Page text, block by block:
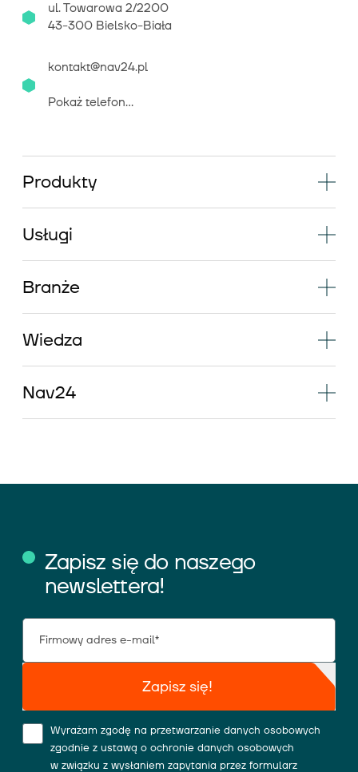
ul. Towarowa 2/2200
43-300 Bielsko-Biała
kontakt@nav24.pl
Pokaż telefon...
Produkty
Usługi
Branże
Wiedza
Nav24
Zapisz się do naszego
newslettera!
Zapisz się!
Wyrażam zgodę na przetwarzanie danych osobowych
zgodnie z ustawą o ochronie danych osobowych
w związku z wysłaniem zapytania przez formularz